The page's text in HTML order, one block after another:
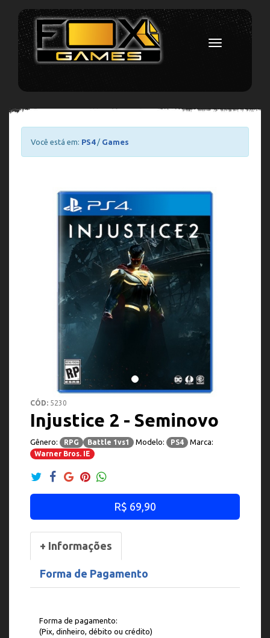
Toggle
Você está em: PS4/ Games
CÓD: 5230
Injustice 2 - Seminovo
Gênero: RPG Battle 1vs1 Modelo: PS4 Marca:
Warner Bros. IE
R$ 69,90
+ Informações
Forma de Pagamento
Forma de pagamento:
(Pix, dinheiro, débito ou crédito)